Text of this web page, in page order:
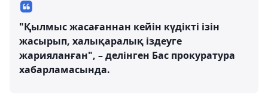
"Қылмыс жасағаннан кейін күдікті ізін
жасырып, халықаралық іздеуге
жарияланған", – делінген Бас прокуратура
хабарламасында.